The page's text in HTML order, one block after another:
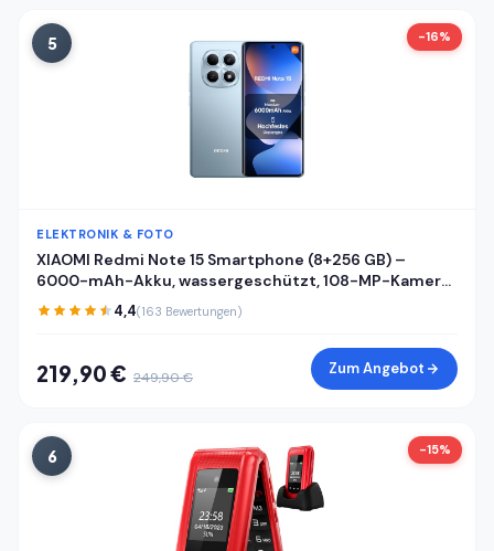
5 -16%
ELEKTRONIK & FOTO
XIAOMI Redmi Note 15 Smartphone (8+256 GB) –
6000-mAh-Akku, wassergeschützt, 108-MP-Kamera,
6,77" FHD+ Display, Gletscherblau, 2 Jahre Garantie
4,4(163 Bewertungen)
219,90 € 249,90 € Zum Angebot
6 -15%